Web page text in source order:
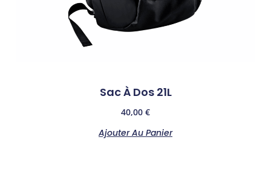
Sac À Dos 21L
40,00 €
Ajouter Au Panier